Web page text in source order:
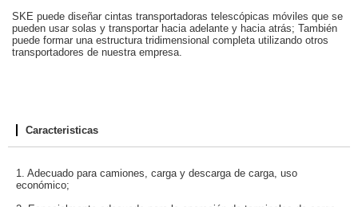
SKE puede diseñar cintas transportadoras telescópicas móviles que se
pueden usar solas y transportar hacia adelante y hacia atrás; También
puede formar una estructura tridimensional completa utilizando otros
transportadores de nuestra empresa.
Caracteristicas
1. Adecuado para camiones, carga y descarga de carga, uso
económico;